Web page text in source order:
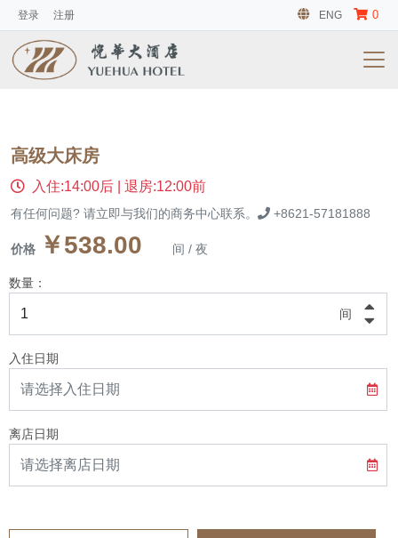
登录 注册 ENG 0
高级大床房
入住:14:00后 | 退房:12:00前
有任何问题? 请立即与我们的商务中心联系。 +8621-57181888
价格 ￥538.00 间 / 夜
数量：
间
入住日期
离店日期